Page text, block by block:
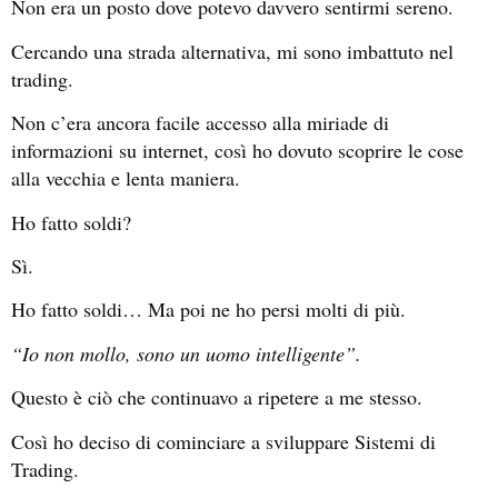
Non era un posto dove potevo davvero sentirmi sereno.
Cercando una strada alternativa, mi sono imbattuto nel
trading.
Non c’era ancora facile accesso alla miriade di
informazioni su internet, così ho dovuto scoprire le cose
alla vecchia e lenta maniera.
Ho fatto soldi?
Sì.
Ho fatto soldi… Ma poi ne ho persi molti di più.
“Io non mollo, sono un uomo intelligente”.
Questo è ciò che continuavo a ripetere a me stesso.
Così ho deciso di cominciare a sviluppare Sistemi di
Trading.